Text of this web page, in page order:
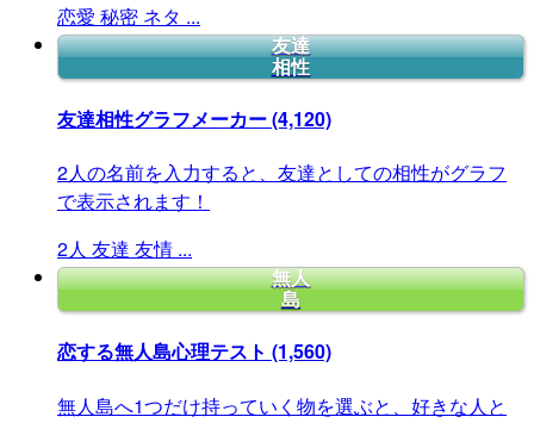
恋愛 秘密 ネタ ...
友達
相性
友達相性グラフメーカー(4,120)
2人の名前を入力すると、友達としての相性がグラフ
で表示されます！
2人 友達 友情 ...
無人
島
恋する無人島心理テスト (1,560)
無人島へ1つだけ持っていく物を選ぶと、好きな人と